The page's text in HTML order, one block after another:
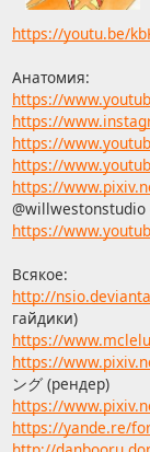
https://youtu.be/
Анатомия:
https://
https://
https://
https://
https://
@willwestonstudio
https://
Всякое:
http://
гайдики)
https://
https://
ング (рендер)
https://
https://yande.re/